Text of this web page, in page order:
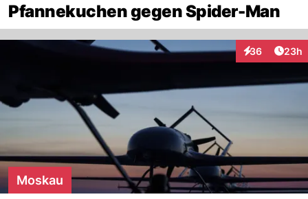
Pfannekuchen gegen Spider-Man
36
Interaktionen
23h
Moskau